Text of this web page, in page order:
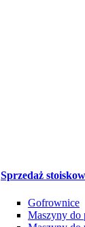
Sprzedaż
Gofrownice
Maszyny do